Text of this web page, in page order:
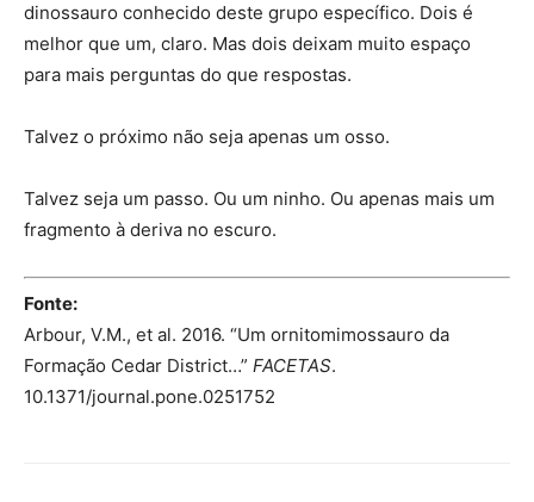
dinossauro conhecido deste grupo específico. Dois é
melhor que um, claro. Mas dois deixam muito espaço
para mais perguntas do que respostas.
Talvez o próximo não seja apenas um osso.
Talvez seja um passo. Ou um ninho. Ou apenas mais um
fragmento à deriva no escuro.
Fonte:
Arbour, V.M., et al. 2016. “Um ornitomimossauro da
Formação Cedar District…” FACETAS.
10.1371/journal.pone.0251752